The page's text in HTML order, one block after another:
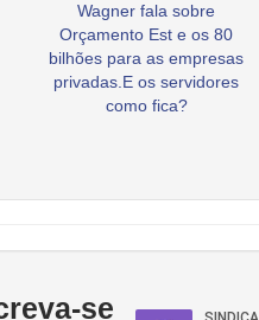
Wagner fala sobre
Orçamento Est e os 80
bilhões para as empresas
privadas.E os servidores
como fica?
se